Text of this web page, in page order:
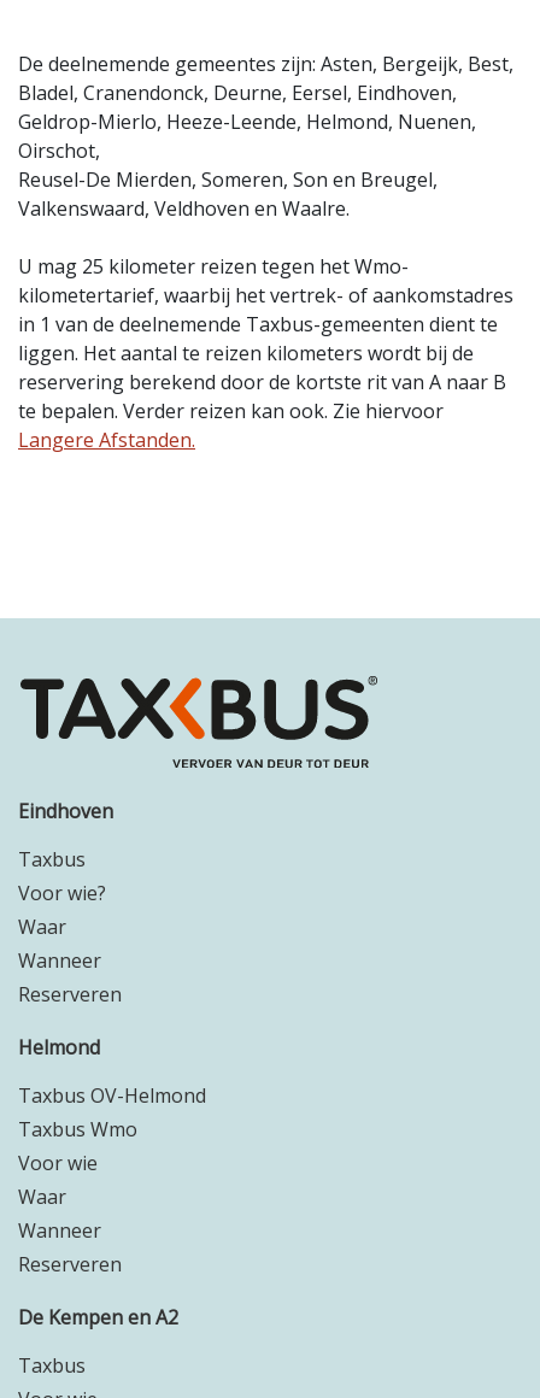
De deelnemende gemeentes zijn: Asten, Bergeijk, Best,
Bladel, Cranendonck, Deurne, Eersel, Eindhoven,
Geldrop-Mierlo, Heeze-Leende, Helmond, Nuenen,
Oirschot,
Reusel-De Mierden, Someren, Son en Breugel,
Valkenswaard, Veldhoven en Waalre.
U mag 25 kilometer reizen tegen het Wmo-
kilometertarief, waarbij het vertrek- of aankomstadres
in 1 van de deelnemende Taxbus-gemeenten dient te
liggen. Het aantal te reizen kilometers wordt bij de
reservering berekend door de kortste rit van A naar B
te bepalen. Verder reizen kan ook. Zie hiervoor
Langere Afstanden.
Eindhoven
Taxbus
Voor wie?
Waar
Wanneer
Reserveren
Helmond
Taxbus OV-Helmond
Taxbus Wmo
Voor wie
Waar
Wanneer
Reserveren
De Kempen en A2
Taxbus